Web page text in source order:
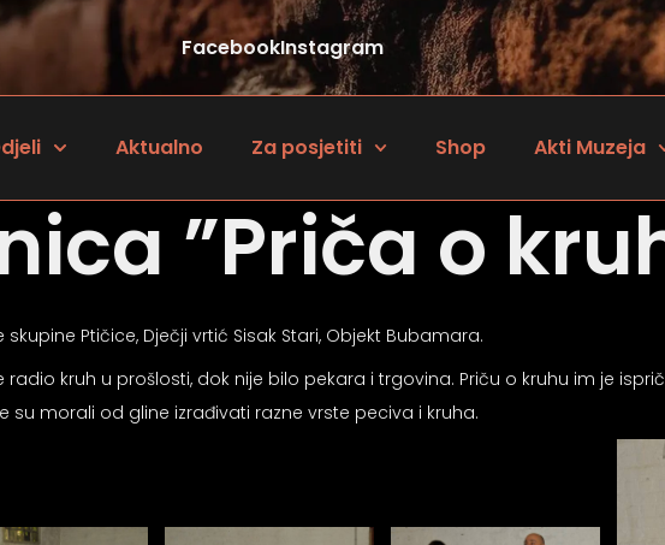
FacebookInstagram
Aktualno Za posjetiti Shop Akti Muzeja
”Priča o
Ptičice, Dječji vrtić Sisak Stari, Objekt Bubamara.
kruh u prošlosti, dok nije bilo pekara i trgovina. Priču o kruhu im je
morali od gline izrađivati razne vrste peciva i kruha.